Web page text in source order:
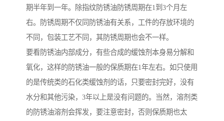
期半年到一年。除指纹防锈油防锈周期在1到3个月左
右。防锈周期不仅同防锈油有关系，工件的存放环境的
不同，包装工艺不同，其防锈周期也会不一样。
要看防锈油内部成分，有些合成的缓蚀剂本身易分解和
氧化，这样的防锈油一般的保质期在1年左右。如只使用
的是传统类的石化类缓蚀剂的话，只要密封完好，没有
水分和其他污染，3年以上是没有问题的。当然，溶剂类
的防锈油溶剂会挥发，要注意密封，否则保质期也太